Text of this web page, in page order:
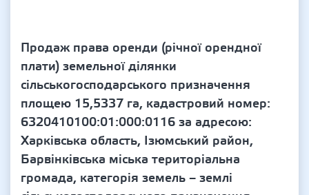
Продаж права оренди (річної орендної
плати) земельної ділянки
сільськогосподарського призначення
площею 15,5337 га, кадастровий номер:
6320410100:01:000:0116 за адресою:
Харківська область, Ізюмський район,
Барвінківська міська територіальна
громада, категорія земель – землі